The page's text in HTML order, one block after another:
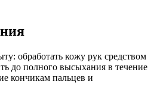
обработать кожу рук средством
до полного высыхания в течение
кончикам пальцев и